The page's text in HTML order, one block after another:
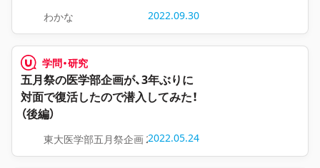
わかな 2022.09.30
学問・研究
五月祭の医学部企画が、3年ぶりに
対面で復活したので潜入してみた！
（後編）
東大医学部五月祭企画 20222022.05.24